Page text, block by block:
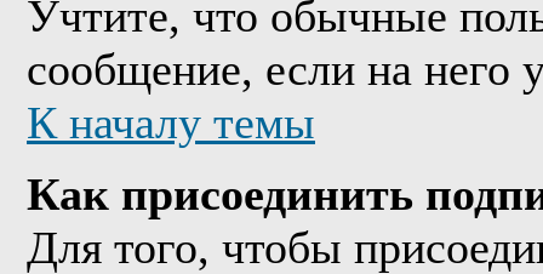
Учтите, что обычные
сообщение, если на него
К началу темы
Как присоединить
Для того, чтобы